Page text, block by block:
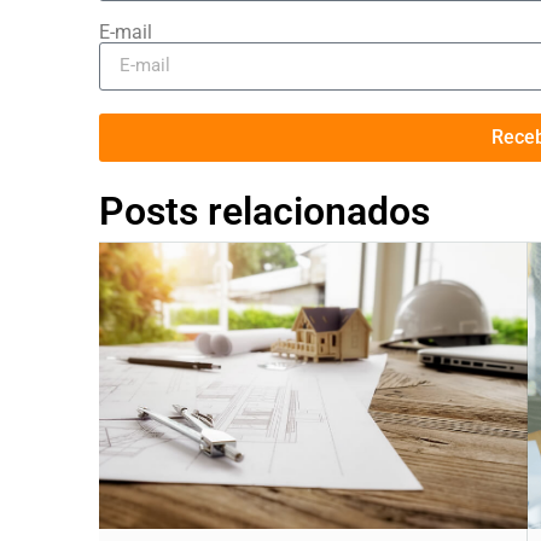
E-mail
Posts relacionados